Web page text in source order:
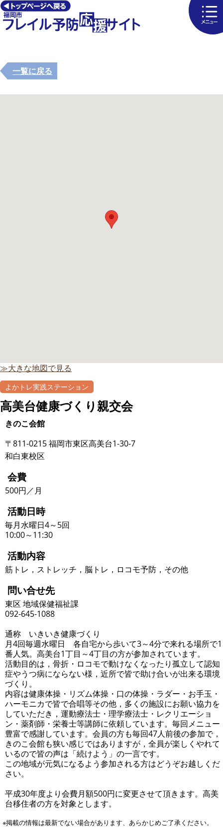
一覧に戻る
≫大きな地図で見る
よかトレ実践ステーション
高美台健康づくり親交会
きのこ会館
〒811-0215 福岡市東区高美台1-30-7
和白東校区
会費
500円／月
活動日時
毎月水曜日4～5回
10:00～11:30
活動内容
筋トレ，ストレッチ，脳トレ，ロコモ予防，その他
問い合せ先
東区 地域保健福祉課
092-645-1088
通称 いきいき健康づくり
月4回毎週水曜日 各自宅から歩いて3～4分で来れる場所で1
番人気。高美台1丁目～4丁目の方が参加されています。
活動目的は，骨折・ロコモで動けなくなったり孤立して認知
症やうつ病にならない様，近所で皆で助け合いが出来る環境
づくり。
内容は健康体操・リズム体操・口の体操・ラダー・お手玉・
ハーモニカで皆で合唱等その他，多くの施設にお願い協力を
していただき，運動療法士・理学療法士・レクリエーショ
ン・薬剤師・栄養士等講師に依頼しています。毎回メニュー
豊富で感謝しています。会員の方も毎回47人前後の参加で，
きのこ会館も狭い感じではありますが，全員が楽しくやれて
いるので皆の声は「続けよう」の一言です。
この地域が元気になるよう参加される方はどうぞお越しくだ
さい。
平成30年度より会費月額500円に変更させて頂きます。高美
台移住者の方を対象とします。
※掲載の情報は最新でない場合があります、あらかじめご了承ください。